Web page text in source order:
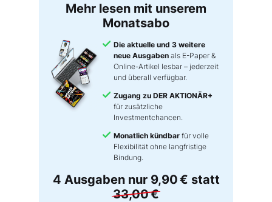
Mehr lesen mit unserem
Monatsabo
Die aktuelle und 3 weitere
neue Ausgaben als E-Paper &
Online-Artikel lesbar – jederzeit
und überall verfügbar.
Zugang zu DER AKTIONÄR+
für zusätzliche
Investmentchancen.
Monatlich kündbar für volle
Flexibilität ohne langfristige
Bindung.
4 Ausgaben nur 9,90 € statt
33,00 €